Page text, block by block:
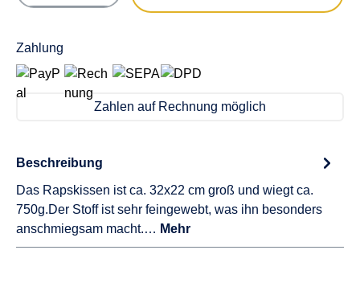
Zahlung
Zahlen auf Rechnung möglich
Beschreibung
Das Rapskissen ist ca. 32x22 cm groß und wiegt ca.
750g.Der Stoff ist sehr feingewebt, was ihn besonders
anschmiegsam macht.… Mehr